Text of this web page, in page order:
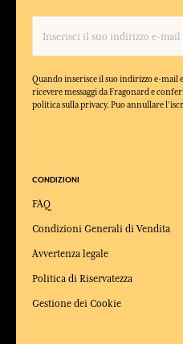
Quando inserisce il suo indirizzo e-mail
ricevere messaggi da Fragonard e
politica sulla privacy. Puo annullare
CONDIZIONI
FAQ
Condizioni Generali di Vendita
Avvertenza legale
Politica di Riservatezza
Gestione dei Cookie